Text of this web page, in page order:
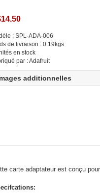
: SPL-ADA-006
de livraison : 0.19kgs
en stock
par : Adafruit
additionnelles
carte adaptateur est conçu